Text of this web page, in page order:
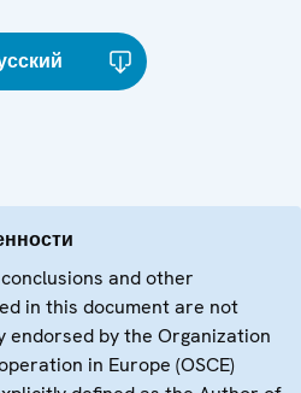
and other
in this document are not
endorsed by the Organization
in Europe (OSCE)